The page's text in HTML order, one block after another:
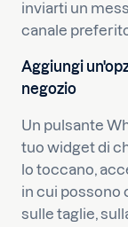
inviarti un
canale
Aggiungi
negozio
Un pulsante
tuo widget di
lo toccano,
in cui possono
sulle taglie,